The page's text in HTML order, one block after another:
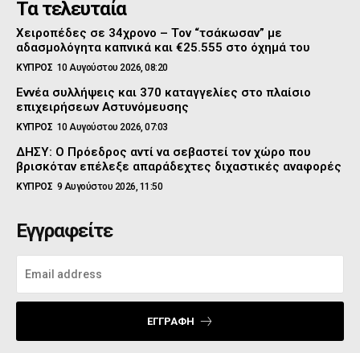
Τα τελευταία
Χειροπέδες σε 34χρονο – Τον “τσάκωσαν” με
αδασμολόγητα καπνικά και €25.555 στο όχημά του
ΚΥΠΡΟΣ 10 Αυγούστου 2026, 08:20
Εννέα συλλήψεις και 370 καταγγελίες στο πλαίσιο
επιχειρήσεων Αστυνόμευσης
ΚΥΠΡΟΣ 10 Αυγούστου 2026, 07:03
ΔΗΣΥ: Ο Πρόεδρος αντί να σεβαστεί τον χώρο που
βρισκόταν επέλεξε απαράδεχτες διχαστικές αναφορές
ΚΥΠΡΟΣ 9 Αυγούστου 2026, 11:50
Εγγραφείτε
ΕΓΓΡΑΦΉ